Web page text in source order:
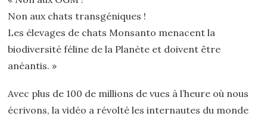
Non aux chats transgéniques !
Les élevages de chats Monsanto menacent la
biodiversité féline de la Planète et doivent être
anéantis. »
Avec plus de 100 de millions de vues à l’heure où nous
écrivons, la vidéo a révolté les internautes du monde